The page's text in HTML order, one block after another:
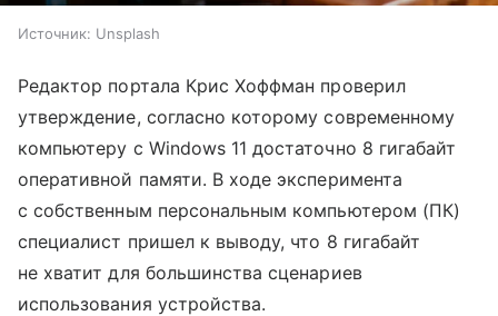
Источник: Unsplash
Редактор портала Крис Хоффман проверил
утверждение, согласно которому современному
компьютеру с Windows 11 достаточно 8 гигабайт
оперативной памяти. В ходе эксперимента
с собственным персональным компьютером (ПК)
специалист пришел к выводу, что 8 гигабайт
не хватит для большинства сценариев
использования устройства.